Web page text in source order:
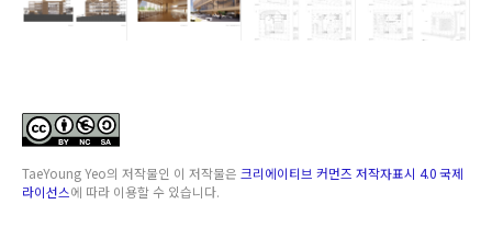
TaeYoung Yeo의 저작물인 이 저작물은 크리에이티브 커먼즈 저작자표시 4.0 국제
라이선스에 따라 이용할 수 있습니다.